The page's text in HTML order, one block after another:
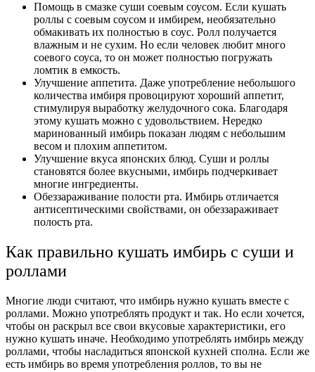
Помощь в смазке суши соевым соусом. Если кушать
роллы с соевым соусом и имбирем, необязательно
обмакивать их полностью в соус. Ролл получается
влажным и не сухим. Но если человек любит много
соевого соуса, то он может полностью погружать
ломтик в емкость.
Улучшение аппетита. Даже употребление небольшого
количества имбиря провоцируют хороший аппетит,
стимулируя выработку желудочного сока. Благодаря
этому кушать можно с удовольствием. Нередко
маринованный имбирь показан людям с небольшим
весом и плохим аппетитом.
Улучшение вкуса японских блюд. Суши и роллы
становятся более вкусными, имбирь подчеркивает
многие ингредиенты.
Обеззараживание полости рта. Имбирь отличается
антисептическими свойствами, он обеззараживает
полость рта.
Как правильно кушать имбирь с суши и
роллами
Многие люди считают, что имбирь нужно кушать вместе с
роллами. Можно употреблять продукт и так. Но если хочется,
чтобы он раскрыл все свои вкусовые характеристики, его
нужно кушать иначе. Необходимо употреблять имбирь между
роллами, чтобы насладиться японской кухней сполна. Если же
есть имбирь во время употребления роллов, то вы не